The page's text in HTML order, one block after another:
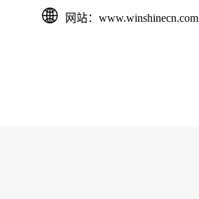
 网站：www.winshinecn.com